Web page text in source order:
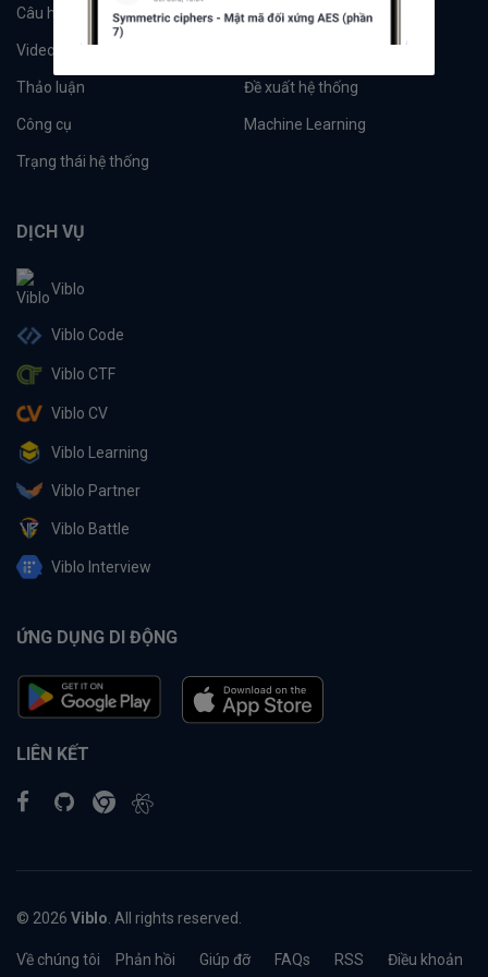
Câu hỏi Tags
Videos
Thảo luận Đề xuất hệ thống
Công cụ Machine Learning
Trạng thái hệ thống
DỊCH VỤ
Viblo
Viblo Code
Viblo CTF
Viblo CV
Viblo Learning
Viblo Partner
Viblo Battle
Viblo Interview
ỨNG DỤNG DI ĐỘNG
LIÊN KẾT
© 2026 Viblo . All rights reserved.
Về chúng tôi Phản hồi Giúp đỡ FAQs RSS Điều khoản